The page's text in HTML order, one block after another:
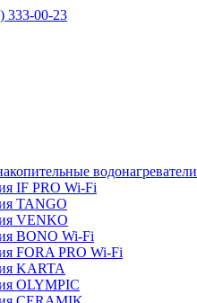
333-00-23
водонагреватели
IF PRO Wi-Fi
TANGO
VENKO
BONO Wi-Fi
FORA PRO Wi-Fi
KARTA
OLYMPIC